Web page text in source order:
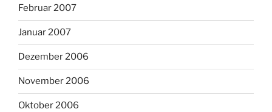
Februar 2007
Januar 2007
Dezember 2006
November 2006
Oktober 2006